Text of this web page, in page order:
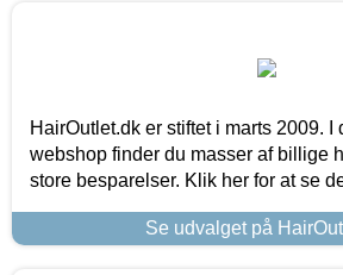
HairOutlet.dk er stiftet i marts 2009. I
webshop finder du masser af billige
store besparelser. Klik her for at se
Se udvalget på